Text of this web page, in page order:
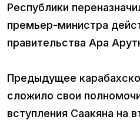
Республики
премьер-министра
правительства Ара
Предыдущее
сложило свои
вступления Саакяна на